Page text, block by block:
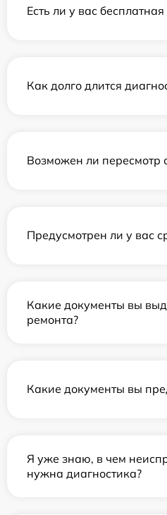
Есть ли у вас
Как долго длится
Возможен ли пересмотр
Предусмотрен ли у вас
Какие документы вы
ремонта?
Какие документы вы
Я уже знаю, в чем
нужна диагностика?